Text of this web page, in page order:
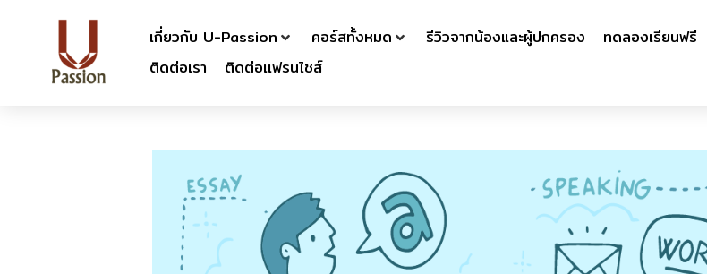
เกี่ยวกับ U-Passion คอร์สทั้งหมด รีวิวจากน้องและผู้ปกครอง ทดลองเรียนฟรี
ติดต่อเรา
ติดต่อเเฟรนไชส์